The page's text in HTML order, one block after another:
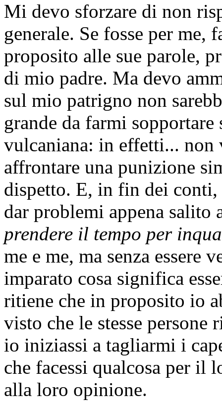
Mi devo sforzare di non
generale. Se fosse per me,
proposito alle sue parole,
di mio padre. Ma devo
sul mio patrigno non
grande da farmi
vulcaniana: in effetti... non
affrontare una punizione
dispetto. E, in fin dei
dar problemi appena salito
prendere il tempo per
me e me, ma senza essere
imparato cosa significa
ritiene che in proposito io
visto che le stesse persone
io iniziassi a tagliarmi i
che facessi qualcosa per il
alla loro opinione.